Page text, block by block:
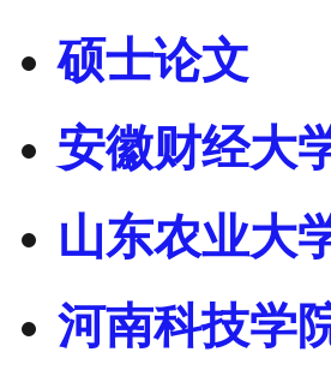
硕士论文
安徽财经大
山东农业大
河南科技学